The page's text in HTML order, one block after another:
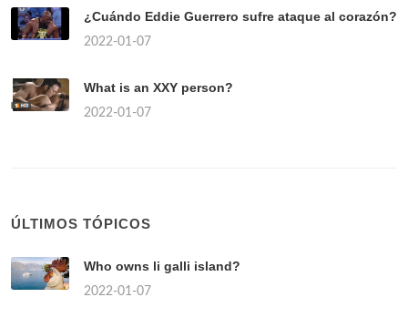
¿Cuándo Eddie Guerrero sufre ataque al corazón?
2022-01-07
What is an XXY person?
2022-01-07
ÚLTIMOS TÓPICOS
Who owns li galli island?
2022-01-07